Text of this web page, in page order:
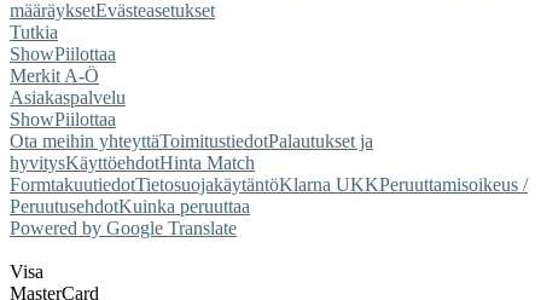
määräyksetEvästeasetukset
Tutkia
ShowPiilottaa
Merkit A-Ö
Asiakaspalvelu
ShowPiilottaa
Ota meihin yhteyttäToimitustiedotPalautukset ja
hyvitysKäyttöehdotHinta Match
FormtakuutiedotTietosuojakäytäntöKlarna UKKPeruuttamisoikeus /
PeruutusehdotKuinka peruuttaa
Powered by Google Translate
Visa
MasterCard